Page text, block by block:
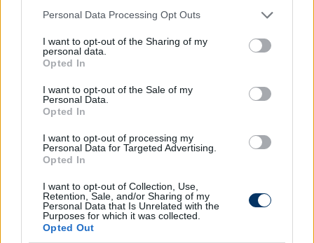
Please note that this website/app uses one or more Google
not limited to your visit or usage behaviour. You may click to
grant or deny consent to Google and its third-party tags to
use your data for below specified purposes in below Google
consent section.
Personal Data Processing Opt Outs
I want to opt-out of the Sharing of my
personal data.
Opted In
I want to opt-out of the Sale of my
Personal Data.
Opted In
I want to opt-out of processing my
Personal Data for Targeted Advertising.
Opted In
I want to opt-out of Collection, Use,
Retention, Sale, and/or Sharing of my
Personal Data that Is Unrelated with the
Purposes for which it was collected.
Opted Out
Légiósok: Magyar támadó
mutatkozott be Messi csapatában,
Gazdag két gólpasszt osztott ki -
videó
Sallóiék ismét kikaptak.
Itt állíthatod be, hogy a Csakfoci az elsők
között legyen a Google-találatokban